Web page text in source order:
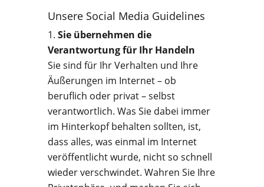
Unsere Social Media Guidelines
Sie übernehmen die
Verantwortung für Ihr Handeln
Sie sind für Ihr Verhalten und Ihre
Äußerungen im Internet – ob
beruflich oder privat – selbst
verantwortlich. Was Sie dabei immer
im Hinterkopf behalten sollten, ist,
dass alles, was einmal im Internet
veröffentlicht wurde, nicht so schnell
wieder verschwindet. Wahren Sie Ihre